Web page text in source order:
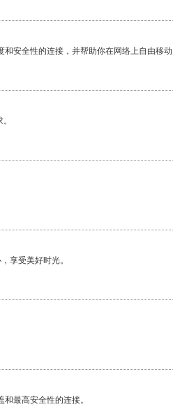
安全性的连接，并帮助你在网络上自由移动
享受美好时光。
最高安全性的连接。